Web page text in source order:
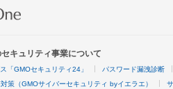
キュリティ事業について
「GMOセキュリティ24」 パスワード漏洩診断
策（GMOサイバーセキュリティ byイエラエ）